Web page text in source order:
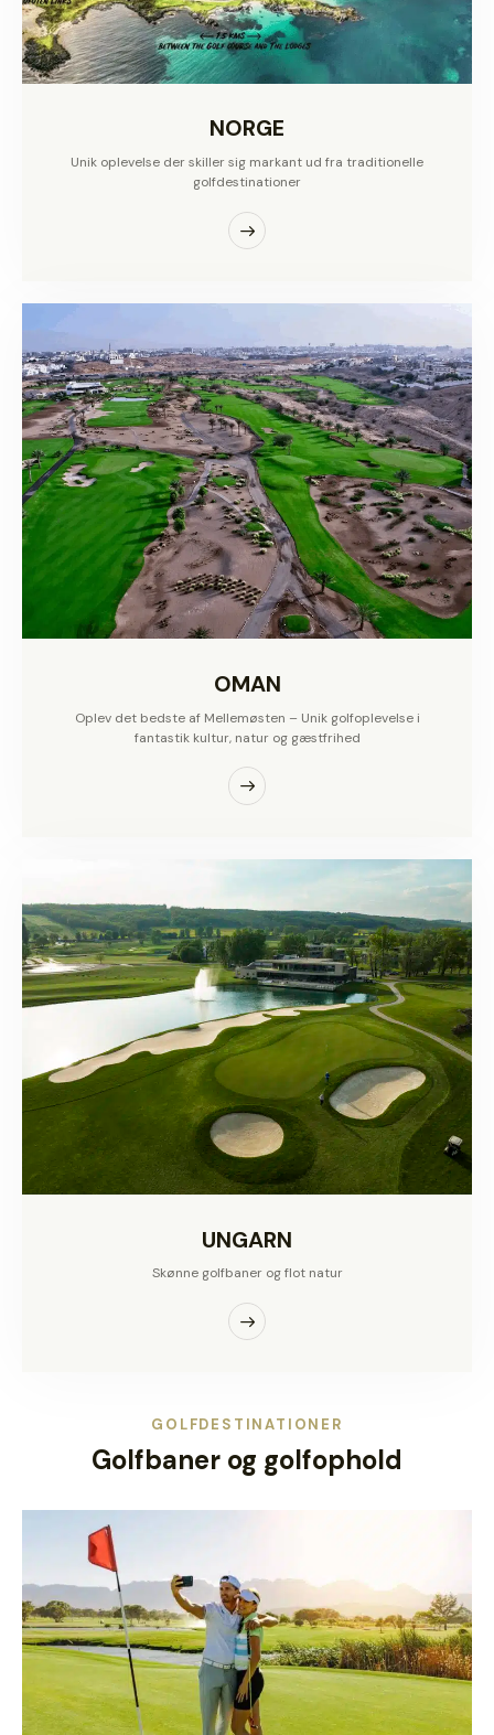
NORGE
Unik oplevelse der skiller sig markant ud fra traditionelle
golfdestinationer
OMAN
Oplev det bedste af Mellemøsten – Unik golfoplevelse i
fantastik kultur, natur og gæstfrihed
UNGARN
Skønne golfbaner og flot natur
GOLFDESTINATIONER
Golfbaner og golfophold